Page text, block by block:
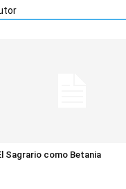
Sagrario como Betania